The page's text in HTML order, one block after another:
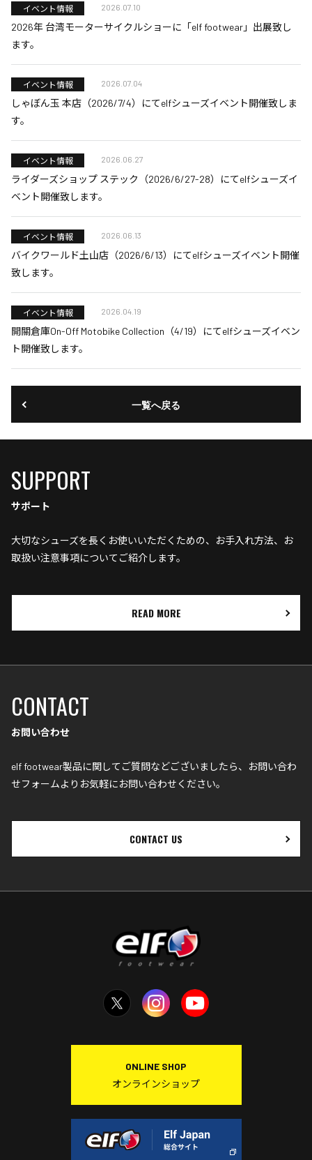
イベント情報 2026.07.10
2026年 台湾モーターサイクルショーに「elf footwear」出展致し
ます。
イベント情報 2026.07.04
しゃぼん玉 本店（2026/7/4）にてelfシューズイベント開催致しま
す。
イベント情報 2026.06.27
ライダーズショップ ステック（2026/6/27-28）にてelfシューズイ
ベント開催致します。
イベント情報 2026.06.13
バイクワールド土山店（2026/6/13）にてelfシューズイベント開催
致します。
イベント情報 2026.04.19
開關倉庫On-Off Motobike Collection（4/19）にてelfシューズイベン
ト開催致します。
一覧へ戻る
SUPPORT
サポート
大切なシューズを長くお使いいただくための、お手入れ方法、お
取扱い注意事項についてご紹介します。
READ MORE
CONTACT
お問い合わせ
elf footwear製品に関してご質問などございましたら、お問い合わ
せフォームよりお気軽にお問い合わせください｡
CONTACT US
ONLINE SHOP
オンラインショップ